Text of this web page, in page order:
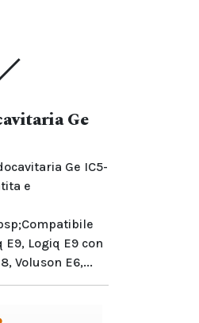
Ge
Ge IC5-
e
Logiq E9 con
Voluson E6,...